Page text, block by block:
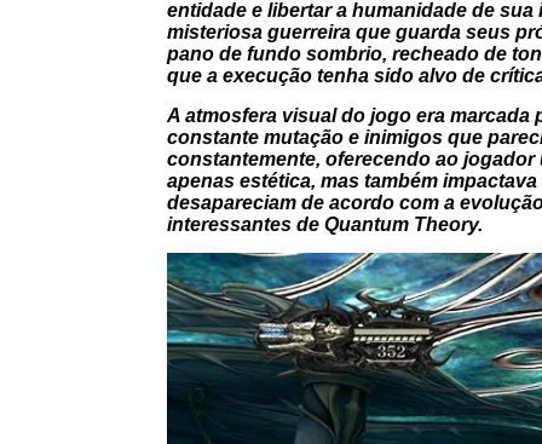
entidade e libertar a humanidade de
misteriosa guerreira que guarda seus
pano de fundo sombrio, recheado de
que a execução tenha sido alvo de
A atmosfera visual do jogo era
constante mutação e inimigos que
constantemente, oferecendo ao
apenas estética, mas também
desapareciam de acordo com a
interessantes de Quantum Theory.